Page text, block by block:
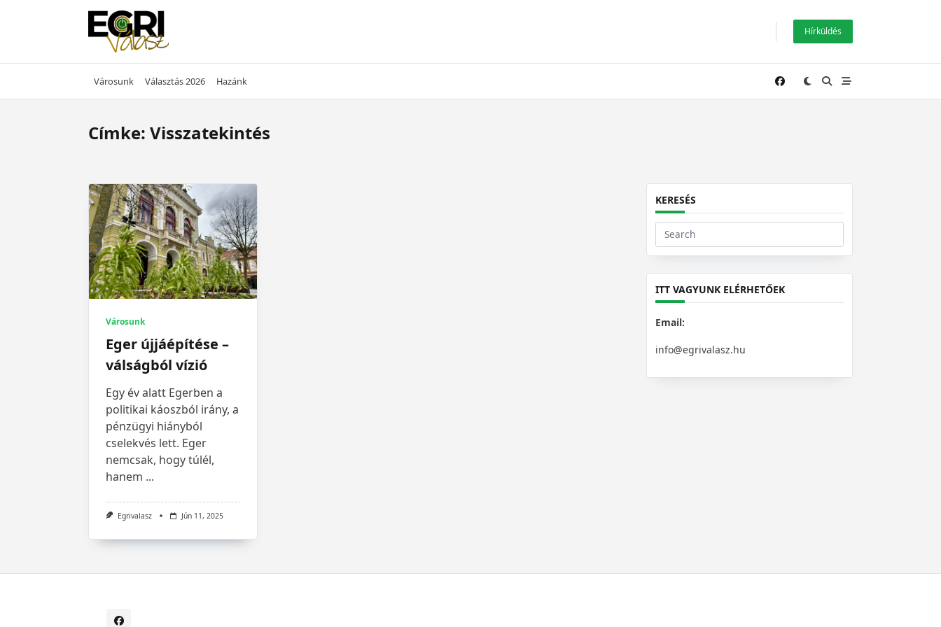
Hírküldés
Városunk Választás 2026 Hazánk
Címke: Visszatekintés
Városunk
Eger újjáépítése –
válságból vízió
Egy év alatt Egerben a
politikai káoszból irány, a
pénzügyi hiányból
cselekvés lett. Eger
nemcsak, hogy túlél,
hanem ...
Egrivalasz Jún 11, 2025
KERESÉS
Search
for:
ITT VAGYUNK ELÉRHETŐEK
Email:
info@egrivalasz.hu